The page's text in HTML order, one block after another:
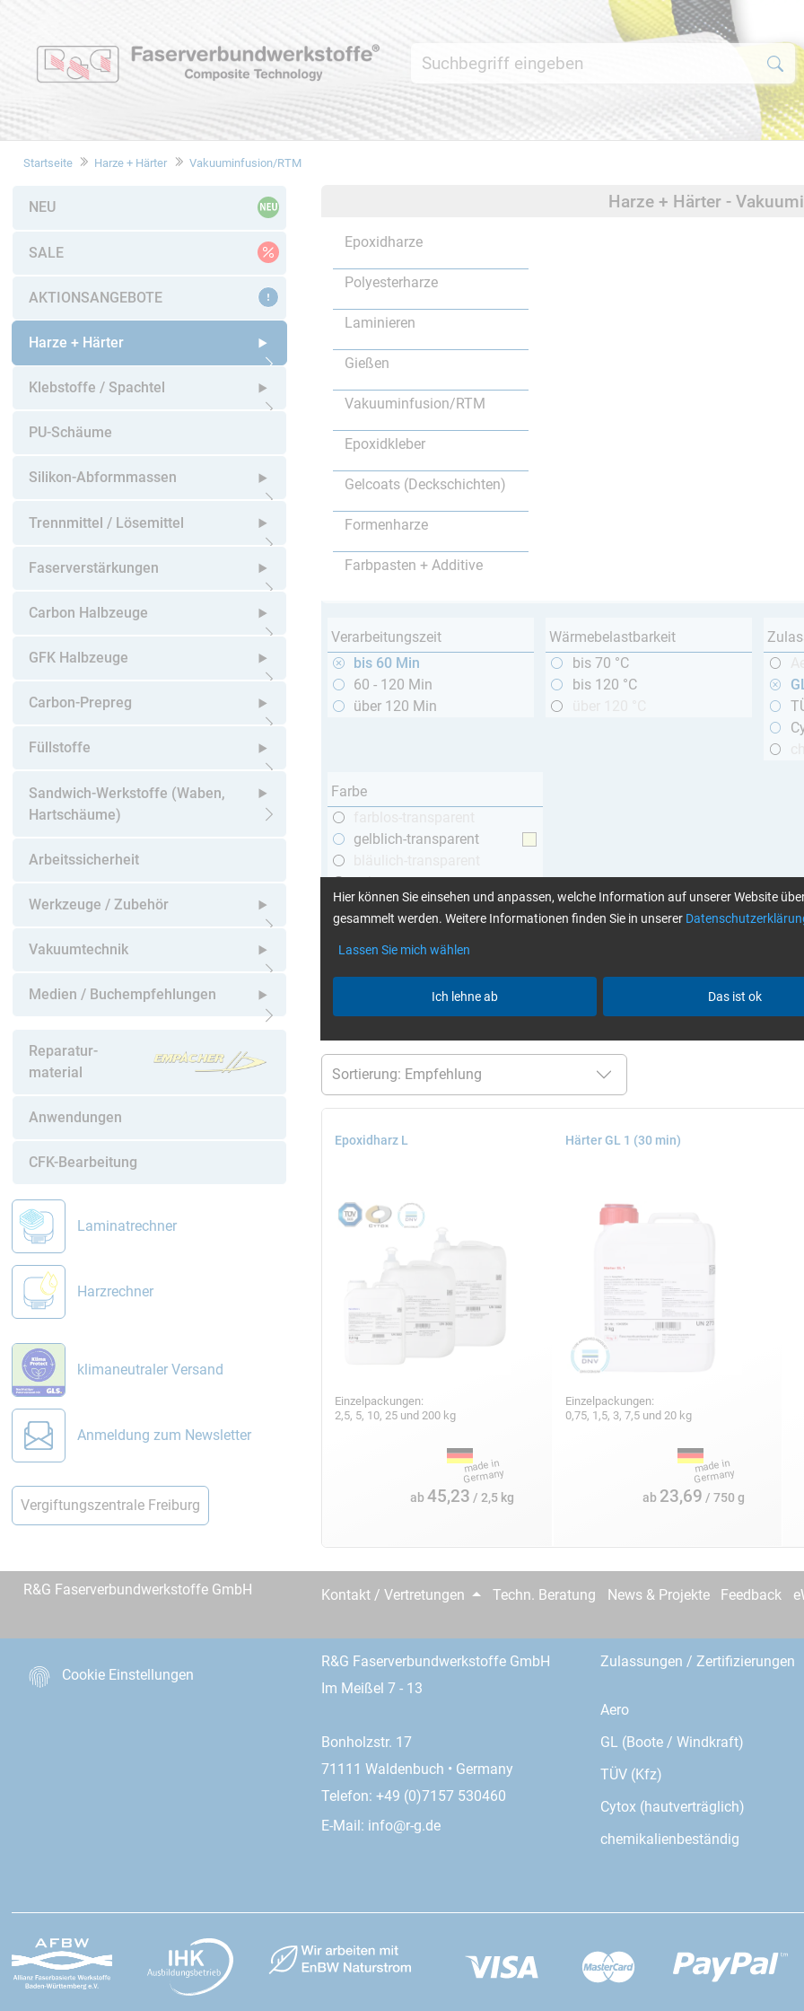
Startseite Harze + Härter Vakuuminfusion/RTM
NEU
SALE
AKTIONSANGEBOTE
Harze + Härter
Untermenü öffnen
Klebstoffe / Spachtel
Untermenü öffnen
PU-Schäume
Silikon-Abformmassen
Untermenü öffnen
Trennmittel / Lösemittel
Untermenü öffnen
Faserverstärkungen
Untermenü öffnen
Carbon Halbzeuge
Untermenü öffnen
GFK Halbzeuge
Untermenü öffnen
Carbon-Prepreg
Untermenü öffnen
Füllstoffe
Untermenü öffnen
Sandwich-Werkstoffe (Waben,
Hartschäume)
Untermenü öffnen
Arbeitssicherheit
Werkzeuge / Zubehör
Untermenü öffnen
Vakuumtechnik
Untermenü öffnen
Medien / Buchempfehlungen
Untermenü öffnen
Reparatur-
material
Anwendungen
CFK-Bearbeitung
Laminatrechner
Harzrechner
klimaneutraler Versand
Anmeldung zum Newsletter
Vergiftungszentrale Freiburg
Harze + Härter -
Epoxidharze
Polyesterharze
Laminieren
Gießen
Vakuuminfusion/RTM
Epoxidkleber
Gelcoats (Deckschichten)
Formenharze
Farbpasten + Additive
Verarbeitungszeit
bis 60 Min
60 - 120 Min
über 120 Min
Wärmebelastbarkeit
bis 70 °C
bis 120 °C
Farbe
gelblich-transparent
schwarz
Epoxidharz L
Einzelpackungen:
2,5, 5, 10, 25 und 200 kg
ab45,23 / 2,5 kg
Härter GL 1 (30 min)
Einzelpackungen:
0,75, 1,5, 3, 7,5 und 20 kg
ab 23,69 / 750 g
R&G Faserverbundwerkstoffe GmbH Kontakt / Vertretungen Techn. Beratung News & Projekte Feedback
Cookie Einstellungen
R&G Faserverbundwerkstoffe GmbH
Im Meißel 7 - 13
Bonholzstr. 17
71111 Waldenbuch • Germany
Telefon: +49 (0)7157 530460
E-Mail: info@r-g.de
Zulassungen / Zertifizierungen
Aero
GL (Boote / Windkraft)
TÜV (Kfz)
Cytox (hautverträglich)
chemikalienbeständig
Hier können Sie einsehen und anpassen, welche Information auf unserer Website
gesammelt werden. Weitere Informationen finden Sie in unserer
Lassen Sie mich wählen
Ich lehne ab Das ist ok